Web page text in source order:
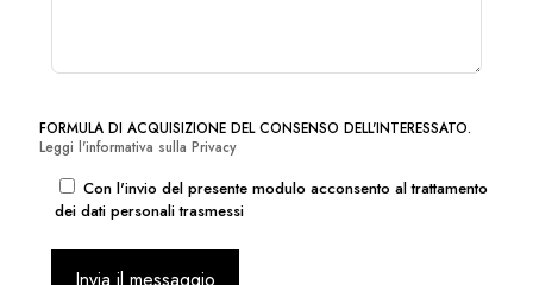
FORMULA DI ACQUISIZIONE DEL CONSENSO DELL'INTERESSATO.
Leggi l'informativa sulla Privacy
Con l'invio del presente modulo acconsento al trattamento
dei dati personali trasmessi